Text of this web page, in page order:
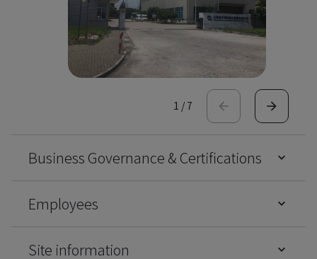
1 / 7
Business Governance & Certifications
Employees
Site information